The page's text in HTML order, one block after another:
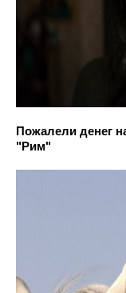
Пожалели денег
"Рим"